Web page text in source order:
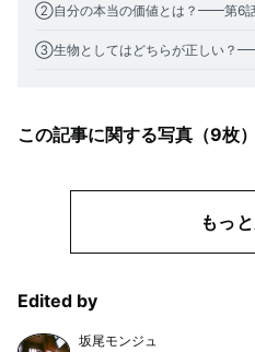
②自分の本当の価値とは？━━第6話
③生物としてはどちらが正しい？
この記事に関する写真（9枚）
もっ
Edited by
坂尾モンジュ